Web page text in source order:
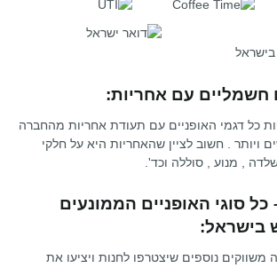
חשמליים עם אחריות:
כל דגמי האופניים עם תעודת אחריות מהחברה
של 12 חודשים ויותר . חשוב לציין שהאחריות היא על חלקי
, מנוע , סוללה וכד'.
סוגי האופניים הממונעים
בישראל:
נוספים שיצטרפו לחנות ויציעו את